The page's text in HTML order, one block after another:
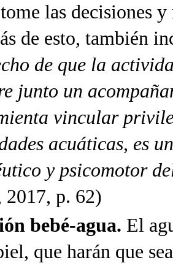
las decisiones
de esto, también
de que la
junto un
vincular
acuáticas, es
y psicomotor
2017, p. 62)
bebé-agua. El
que harán que